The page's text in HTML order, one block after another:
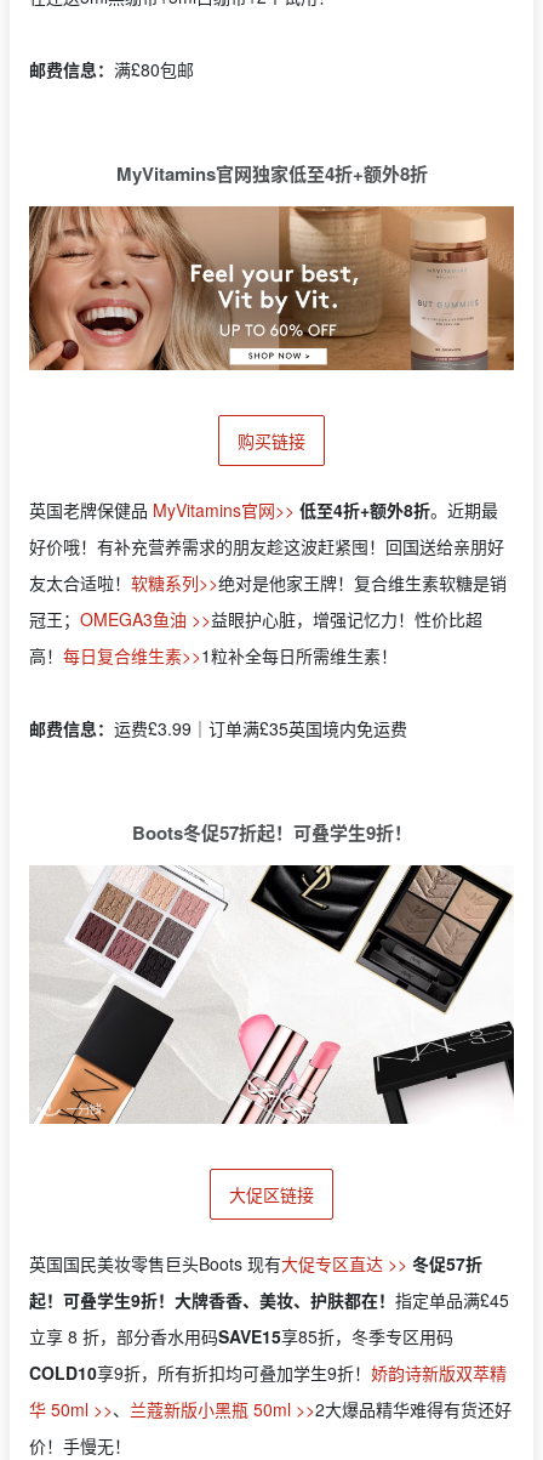
邮费信息： 满£80包邮
MyVitamins官网独家低至4折+额外8折
购买链接
英国老牌保健品 MyVitamins官网>> 低至4折+额外8折。近期最
好价哦！有补充营养需求的朋友趁这波赶紧囤！回国送给亲朋好
友太合适啦！ 软糖系列>>绝对是他家王牌！复合维生素软糖是销
冠王； OMEGA3鱼油 >>益眼护心脏，增强记忆力！性价比超
高！ 每日复合维生素>>1粒补全每日所需维生素！
邮费信息： 运费£3.99｜订单满£35英国境内免运费
Boots冬促57折起！可叠学生9折！
大促区链接
英国国民美妆零售巨头Boots 现有大促专区直达 >> 冬促57折
起！可叠学生9折！大牌香香、美妆、护肤都在！ 指定单品满£45
立享 8 折，部分香水用码SAVE15享85折，冬季专区用码
COLD10享9折，所有折扣均可叠加学生9折！ 娇韵诗新版双萃精
华 50ml >>、 兰蔻新版小黑瓶 50ml >>2大爆品精华难得有货还好
价！手慢无！